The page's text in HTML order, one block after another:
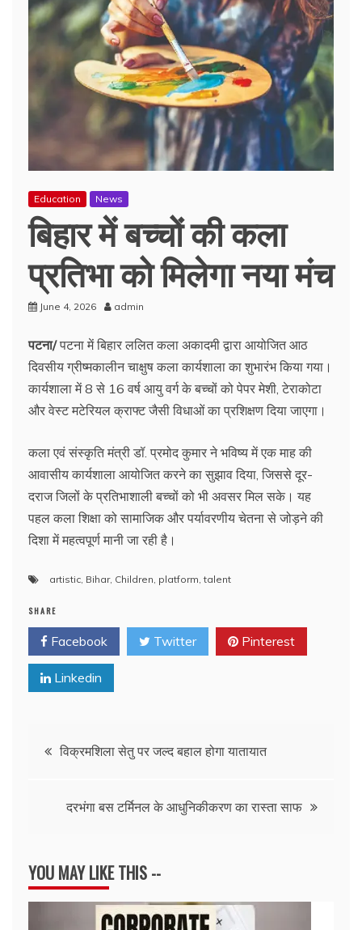
Education News
बिहार में बच्चों की कला
प्रतिभा को मिलेगा नया मंच
June 4, 2026 admin
पटना/पटना में बिहार ललित कला अकादमी द्वारा आयोजित आठ
दिवसीय ग्रीष्मकालीन चाक्षुष कला कार्यशाला का शुभारंभ किया गया।
कार्यशाला में 8 से 16 वर्ष आयु वर्ग के बच्चों को पेपर मेशी, टेराकोटा
और वेस्ट मटेरियल क्राफ्ट जैसी विधाओं का प्रशिक्षण दिया जाएगा।
कला एवं संस्कृति मंत्री डॉ. प्रमोद कुमार ने भविष्य में एक माह की
आवासीय कार्यशाला आयोजित करने का सुझाव दिया, जिससे दूर-
दराज जिलों के प्रतिभाशाली बच्चों को भी अवसर मिल सके। यह
पहल कला शिक्षा को सामाजिक और पर्यावरणीय चेतना से जोड़ने की
दिशा में महत्वपूर्ण मानी जा रही है।
artistic Bihar, Children platform ,talent
SHARE
Facebook Twitter Pinterest
Linkedin
Postविक्रमशिला सेतु पर जल्द बहाल होगा यातायात
दरभंगा बस टर्मिनल के आधुनिकीकरण का रास्ता साफ
YOU MAY LIKE THIS --